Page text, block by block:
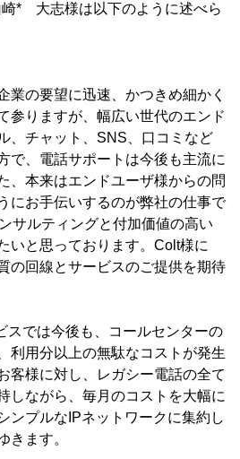
* 大志様は以下のように述べら
業の要望に迅速、かつきめ細かく
参りますが、幅広い世代のエンド
、チャット、SNS、口コミなど
で、電話サポートは今後も主流に
、本来はエンドユーザ様からの問
にお手伝いするのが弊社の仕事で
サルティングと付加価値の高い
いと思っております。Colt様に
の回線とサービスのご提供を期待
スでは今後も、コールセンターの
利用分以上の無駄なコストが発生
客様に対し、レガシー電話の全て
しながら、毎月のコストを大幅に
ンプルなIPネットワークに集約し
きます。